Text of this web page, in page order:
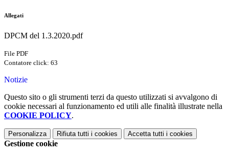
Allegati
DPCM del 1.3.2020.pdf
File PDF
Contatore click: 63
Notizie
Questo sito o gli strumenti terzi da questo utilizzati si avvalgono di
cookie necessari al funzionamento ed utili alle finalità illustrate nella
COOKIE POLICY.
Personalizza Rifiuta tutti i cookies Accetta tutti i cookies
Gestione cookie